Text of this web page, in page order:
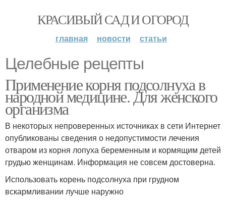
КРАСИВЫЙ САД И ОГОРОД
главная новости статьи
Целебные рецепты
Применение корня подсолнуха в
народной медицине. Для женского
организма
В некоторых непроверенных источниках в сети Интернет
опубликованы сведения о недопустимости лечения
отваром из корня лопуха беременным и кормящим детей
грудью женщинам. Информация не совсем достоверна.
Использовать корень подсолнуха при грудном
вскармливании лучше наружно